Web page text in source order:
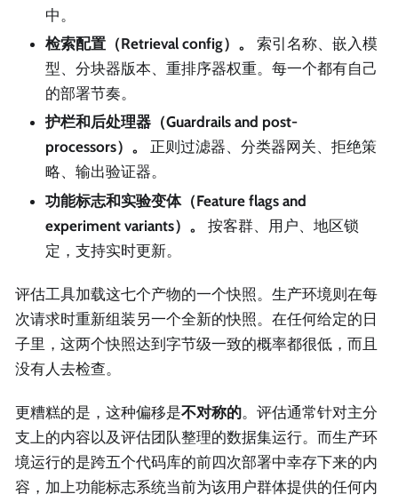
中。
检索配置（Retrieval config）。
索引名称、嵌入模
型、分块器版本、重排序器权重。每一个都有自己
的部署节奏。
护栏和后处理器（Guardrails and post-
processors）。
正则过滤器、分类器网关、拒绝策
略、输出验证器。
功能标志和实验变体（Feature flags and
experiment variants）。
按客群、用户、地区锁
定，支持实时更新。
评估工具加载这七个产物的一个快照。生产环境则在每
次请求时重新组装另一个全新的快照。在任何给定的日
子里，这两个快照达到字节级一致的概率都很低，而且
没有人去检查。
更糟糕的是，这种偏移是不对称的。评估通常针对主分
支上的内容以及评估团队整理的数据集运行。而生产环
境运行的是跨五个代码库的前四次部署中幸存下来的内
容，加上功能标志系统当前为该用户群体提供的任何内